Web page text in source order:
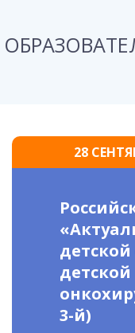
28
детской
3-й)